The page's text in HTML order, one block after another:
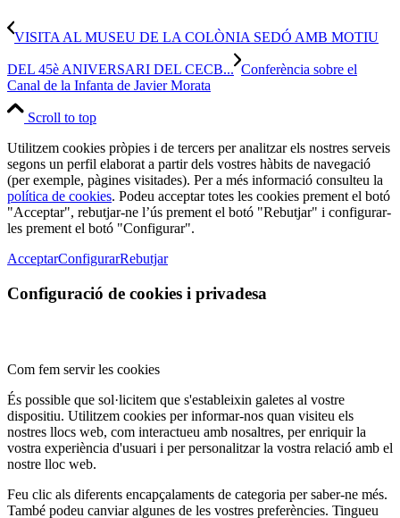
VISITA AL MUSEU DE LA COLÒNIA SEDÓ AMB MOTIU
DEL 45è ANIVERSARI DEL CECB... Conferència sobre el
Canal de la Infanta de Javier Morata
Scroll to top
Utilitzem cookies pròpies i de tercers per analitzar els nostres serveis
segons un perfil elaborat a partir dels vostres hàbits de navegació
(per exemple, pàgines visitades). Per a més informació consulteu la
política de cookies. Podeu acceptar totes les cookies prement el botó
"Acceptar", rebutjar-ne l’ús prement el botó "Rebutjar" i configurar-
les prement el botó "Configurar".
AcceptarConfigurarRebutjar
Configuració de cookies i privadesa
Com fem servir les cookies
És possible que sol·licitem que s'estableixin galetes al vostre
dispositiu. Utilitzem cookies per informar-nos quan visiteu els
nostres llocs web, com interactueu amb nosaltres, per enriquir la
vostra experiència d'usuari i per personalitzar la vostra relació amb el
nostre lloc web.
Feu clic als diferents encapçalaments de categoria per saber-ne més.
També podeu canviar algunes de les vostres preferències. Tingueu